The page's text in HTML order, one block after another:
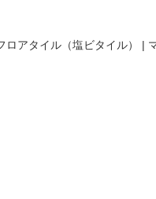
ロアタイル（塩ビタイル） |